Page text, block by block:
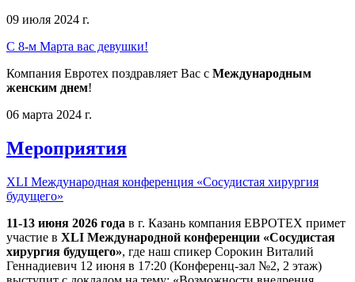
09 июля 2024 г.
С 8-м Марта вас девушки!
Компания Евротех поздравляет Вас с Международным
женским днем!
06 марта 2024 г.
Мероприятия
XLI Международная конференция «Сосудистая хирургия
будущего»
11-13 июня 2026 года в г. Казань компания ЕВРОТЕХ примет
участие в XLI Международной конференции «Сосудистая
хирургия будущего», где наш спикер Сорокин Виталий
Геннадиевич 12 июня в 17:20 (Конференц-зал №2, 2 этаж)